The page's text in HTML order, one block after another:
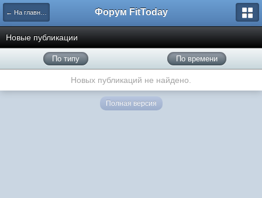
← На главную Форум FitToday
Новые публикации
По типу По времени
Новых публикаций не найдено.
Полная версия